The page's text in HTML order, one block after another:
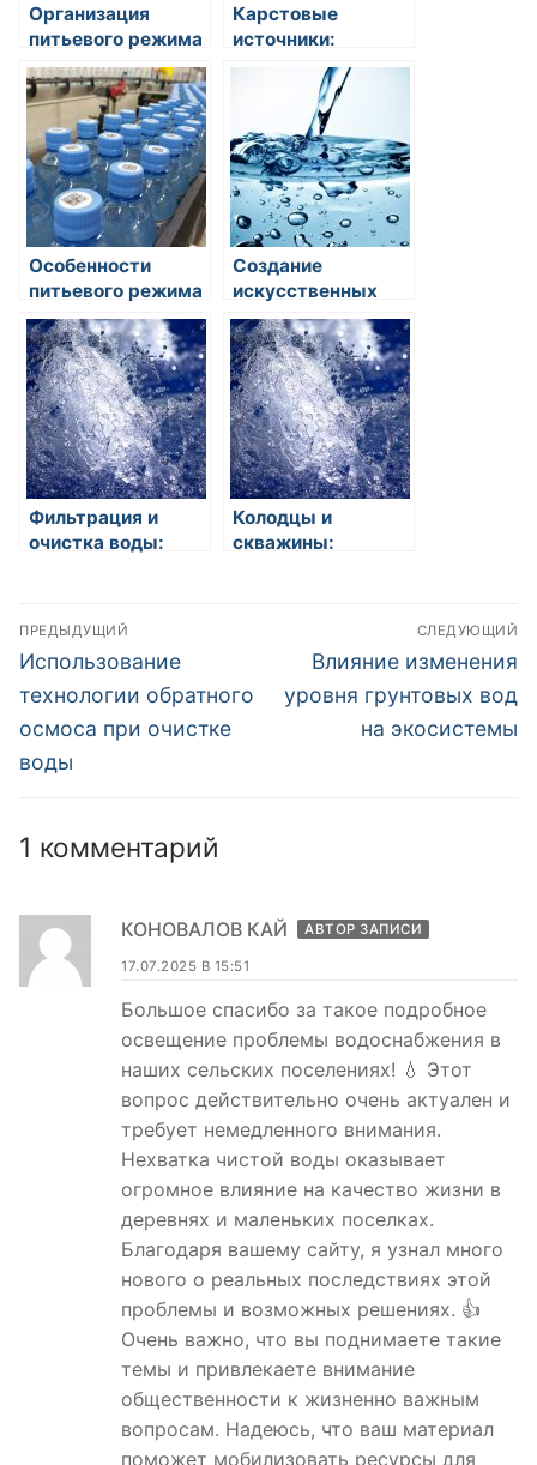
Организация
питьевого режима
на работе: советы
и рекомендации
Карстовые
источники:
непредсказуемые
источники пресной
Особенности
питьевого режима
для пожилых
людей
Создание
искусственных
водоемов:
источники воды
для рекреации и
хозяйственных
нужд
Фильтрация и
очистка воды:
Колодцы и
скважины:
Навигация
по
записям
ПРЕДЫДУЩИЙ
Предыдущая
запись:
Использование
технологии обратного
осмоса при очистке
воды
СЛЕДУЮЩИЙ
Следующая
запись:
Влияние изменения
уровня грунтовых вод
на экосистемы
1 комментарий
КОНОВАЛОВ КАЙ АВТОР ЗАПИСИ
17.07.2025 В 15:51
Большое спасибо за такое подробное
освещение проблемы водоснабжения в
наших сельских поселениях! 💧 Этот
вопрос действительно очень актуален и
требует немедленного внимания.
Нехватка чистой воды оказывает
огромное влияние на качество жизни в
деревнях и маленьких поселках.
Благодаря вашему сайту, я узнал много
нового о реальных последствиях этой
проблемы и возможных решениях. 👍
Очень важно, что вы поднимаете такие
темы и привлекаете внимание
общественности к жизненно важным
вопросам. Надеюсь, что ваш материал
поможет мобилизовать ресурсы для